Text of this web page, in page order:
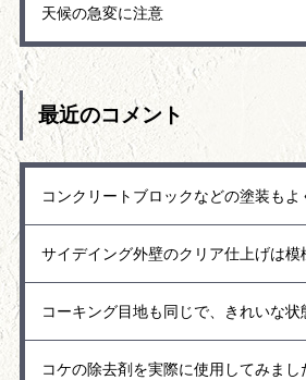
天候の急変に注意
最近のコメント